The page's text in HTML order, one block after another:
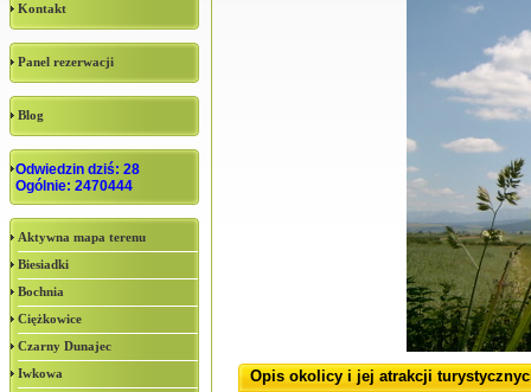
Kontakt
Panel rezerwacji
Blog
Odwiedzin dziś: 28
Ogólnie: 2470444
Aktywna mapa terenu
Biesiadki
Bochnia
Ciężkowice
Czarny Dunajec
Iwkowa
Opis okolicy i jej atrakcji